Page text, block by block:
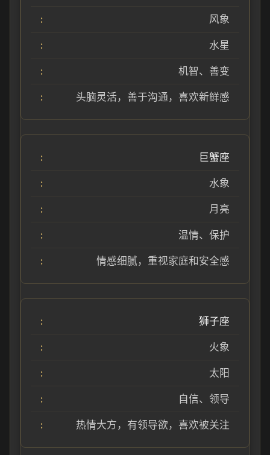
风象
水星
机智、善变
头脑灵活，善于沟通，喜欢新鲜感
巨蟹座
水象
月亮
温情、保护
情感细腻，重视家庭和安全感
狮子座
火象
太阳
自信、领导
热情大方，有领导欲，喜欢被关注